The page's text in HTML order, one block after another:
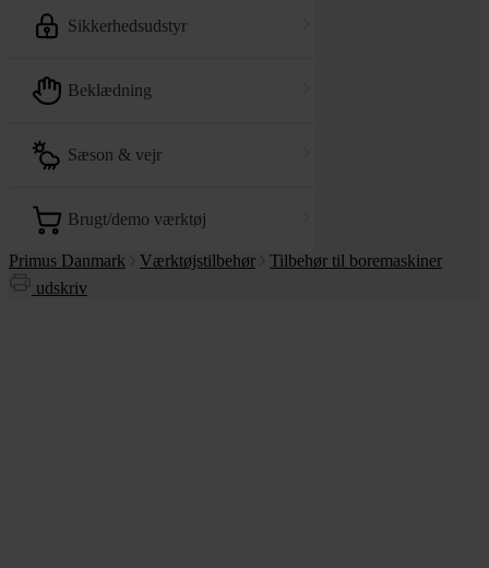
sikkerhedsudstyr
beklædning
sæson & vejr
brugt/demo værktøj
Primus Danmark Værktøjstilbehør
Tilbehør til boremaskiner
udskriv